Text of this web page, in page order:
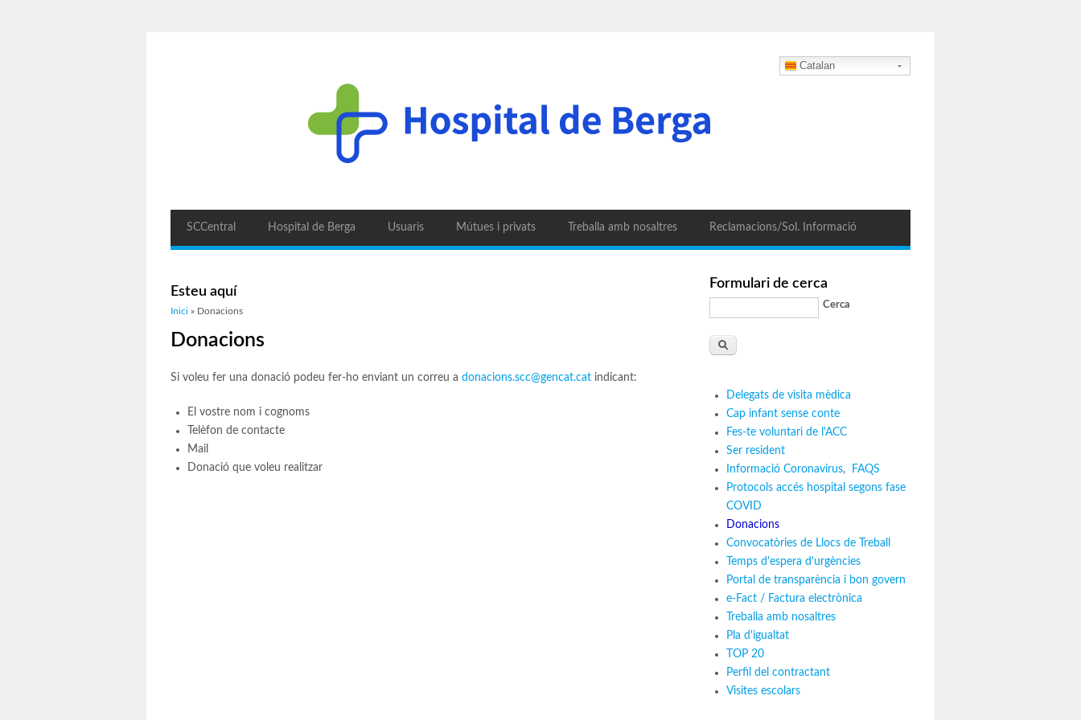
Catalan
SCCentral Hospital de Berga Usuaris Mútues i privats Treballa amb nosaltres Reclamacions/Sol. Informació
Esteu aquí
Inici » Donacions
Donacions
Si voleu fer una donació podeu fer-ho enviant un correu a donacions.scc@gencat.cat indicant:
El vostre nom i cognoms
Telèfon de contacte
Mail
Donació que voleu realitzar
Formulari de cerca
Cerca
Delegats de visita mèdica
Cap infant sense conte
Fes-te voluntari de l'ACC
Ser resident
Informació Coronavirus,
FAQS
Protocols accés hospital segons fase
COVID
Donacions
Convocatòries de Llocs de Treball
Temps d'espera d'urgències
Portal de transparència i bon govern
e-Fact / Factura electrònica
Treballa amb nosaltres
Pla d'igualtat
TOP 20
Perfil del contractant
Visites escolars